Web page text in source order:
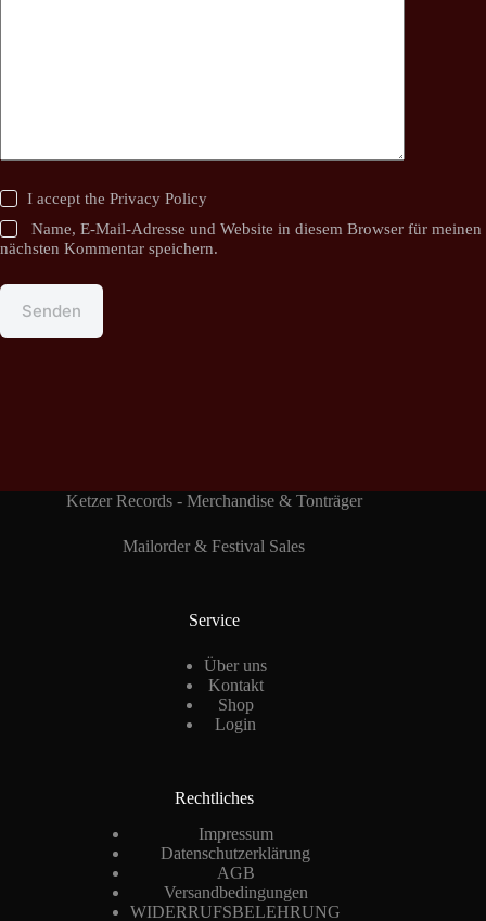
I accept thePrivacy Policy
Name, E-Mail-Adresse und Website in diesem Browser für meinen
nächsten Kommentar speichern.
Senden
Ketzer Records - Merchandise & Tonträger
Mailorder & Festival Sales
Service
Über uns
Kontakt
Shop
Login
Rechtliches
Impressum
Datenschutzerklärung
AGB
Versandbedingungen
WIDERRUFSBELEHRUNG